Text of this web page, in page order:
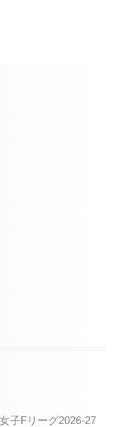
子Fリーグ2026-27